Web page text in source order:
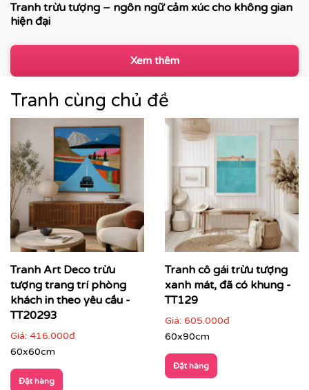
Tranh trừu tượng – ngôn ngữ cảm xúc cho không gian
hiện đại
Tranh trừu tượngkhông mô tả thế giới theo hình khối
cụ thể, mà truyền tải cảm xúc, nhịp điệu và chiều sâu
thông qua màu sắc, đường nét và bố cục. Đây là dòng
cao cấp – nơi nghệ thuật trở thành
mỹvà cá tính của gia chủ hay thương hiệu.
Xem thêm
Tranh cùng chủ đề
Tranh Art Deco trừu
tượng trang trí phòng
khách in theo yêu cầu -
TT20293
Giá: 416.000đ
60x60cm
Đặt hàng
Tranh cô gái trừu tượng
xanh mát, đã có khung -
TT129
Giá: 605.000đ
60x90cm
Đặt hàng